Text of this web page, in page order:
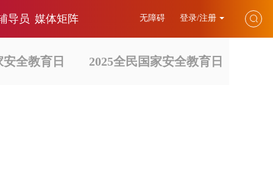
导员 媒体矩阵 无障碍 登录/注册
安全教育日 2025全民国家安全教育日